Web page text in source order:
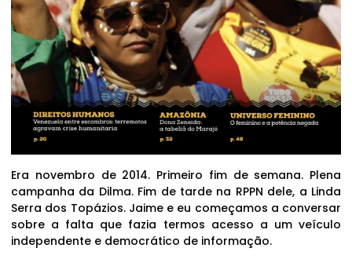
Era novembro de 2014. Primeiro fim de semana. Plena
campanha da Dilma. Fim de tarde na RPPN dele, a Linda
Serra dos Topázios. Jaime e eu começamos a conversar
sobre a falta que fazia termos acesso a um veículo
independente e democrático de informação.